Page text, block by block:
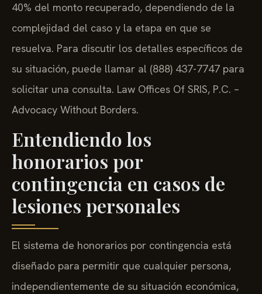
40% del monto recuperado, dependiendo de la
complejidad del caso y la etapa en que se
resuelva. Para discutir los detalles específicos de
su situación, puede llamar al (888) 437-7747 para
solicitar una consulta. Law Offices Of SRIS, P.C. –
Advocacy Without Borders.
Entendiendo los
honorarios por
contingencia en casos de
lesiones personales
El sistema de honorarios por contingencia está
diseñado para permitir que cualquier persona,
independientemente de su situación económica,